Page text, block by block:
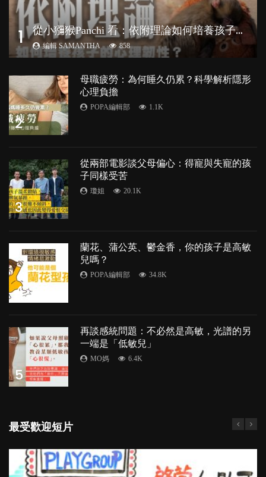
1 從
小獼猴Panchi 看：依附理論如何培養孩子心理韌性？
編輯 SAMANTHA 858
2
母職疲勞：為何睡久仍累？科學解析隱形
心理負擔
POPA編輯部 1.1K
3
從兩部電影談父母偏心：得寵與失寵的孩
子同樣受苦
瓊姐 20.1K
4
蘭花、蒲公英、鬱金香，你的孩子是高敏
兒嗎？
POPA編輯部 34.8K
5
再談感統問題：不必然是高敏，光譜的另
一端是「低敏兒」
MO媽 6.4K
最受歡迎短片